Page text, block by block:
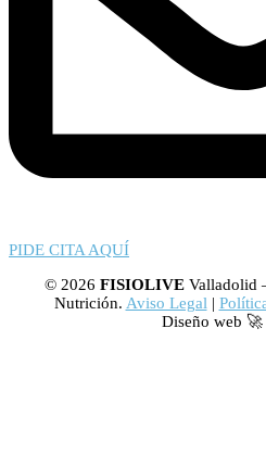
PIDE CITA AQUÍ
© 2026 FISIOLIVEValladolid
Nutrición. Aviso Legal |
Diseño web